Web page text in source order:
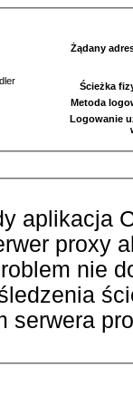
Żądany
Ścieżka
Metoda
Logowanie
aplikacja
proxy
nie
serwera